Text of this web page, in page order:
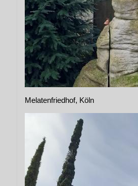
Melatenfriedhof, Köln